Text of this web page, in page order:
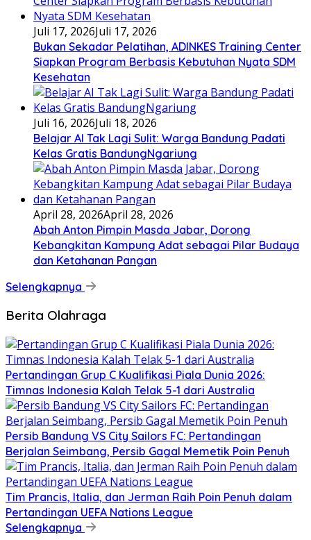
Juli 17, 2026Juli 17, 2026
Bukan Sekadar Pelatihan, ADINKES Training Center
Siapkan Program Berbasis Kebutuhan Nyata SDM
Kesehatan
Juli 16, 2026Juli 18, 2026
Belajar AI Tak Lagi Sulit: Warga Bandung Padati
Kelas Gratis BandungNgariung
April 28, 2026April 28, 2026
Abah Anton Pimpin Masda Jabar, Dorong
Kebangkitan Kampung Adat sebagai Pilar Budaya
dan Ketahanan Pangan
Selengkapnya
Berita Olahraga
Pertandingan Grup C Kualifikasi Piala Dunia 2026:
Timnas Indonesia Kalah Telak 5-1 dari Australia
Persib Bandung VS City Sailors FC: Pertandingan
Berjalan Seimbang, Persib Gagal Memetik Poin Penuh
Tim Prancis, Italia, dan Jerman Raih Poin Penuh dalam
Pertandingan UEFA Nations League
Selengkapnya